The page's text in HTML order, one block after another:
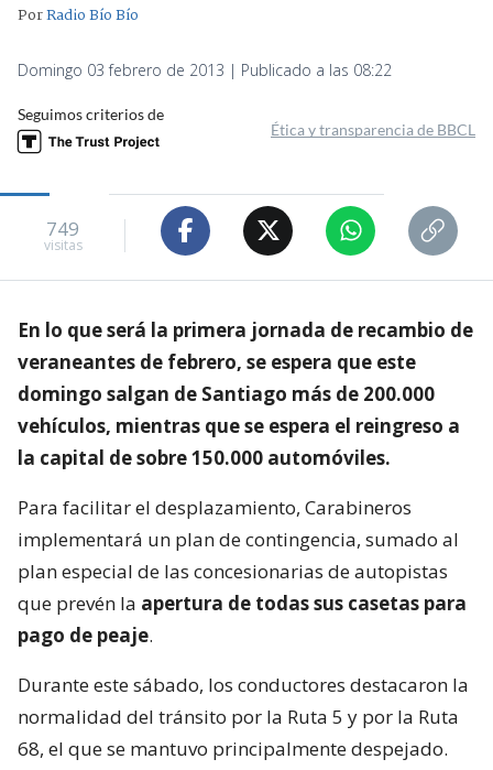
PorRadio Bío Bío
Domingo 03 febrero de 2013 | Publicado a las 08:22
Seguimos criterios de
Ética y transparencia de BBCL
749
visitas
En lo que será la primera jornada de recambio de
veraneantes de febrero, se espera que este
domingo salgan de Santiago más de 200.000
vehículos, mientras que se espera el reingreso a
la capital de sobre 150.000 automóviles.
Para facilitar el desplazamiento, Carabineros
implementará un plan de contingencia, sumado al
plan especial de las concesionarias de autopistas
que prevén la apertura de todas sus casetas para
pago de peaje.
Durante este sábado, los conductores destacaron la
normalidad del tránsito por la Ruta 5 y por la Ruta
68, el que se mantuvo principalmente despejado.